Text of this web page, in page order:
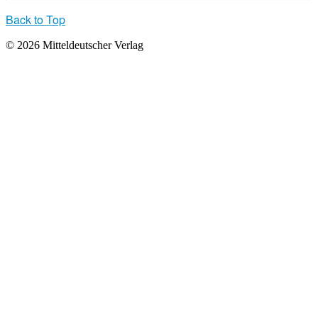
Back to Top
© 2026 Mitteldeutscher Verlag